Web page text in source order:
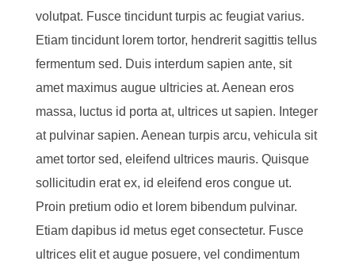
volutpat. Fusce tincidunt turpis ac feugiat varius.
Etiam tincidunt lorem tortor, hendrerit sagittis tellus
fermentum sed. Duis interdum sapien ante, sit
amet maximus augue ultricies at. Aenean eros
massa, luctus id porta at, ultrices ut sapien. Integer
at pulvinar sapien. Aenean turpis arcu, vehicula sit
amet tortor sed, eleifend ultrices mauris. Quisque
sollicitudin erat ex, id eleifend eros congue ut.
Proin pretium odio et lorem bibendum pulvinar.
Etiam dapibus id metus eget consectetur. Fusce
ultrices elit et augue posuere, vel condimentum